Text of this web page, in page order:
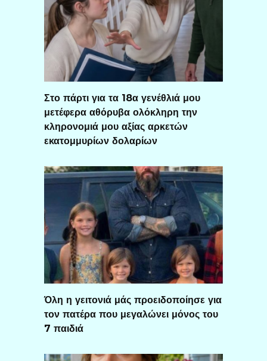
Στο πάρτι για τα 18α γενέθλιά μου
μετέφερα αθόρυβα ολόκληρη την
κληρονομιά μου αξίας αρκετών
εκατομμυρίων δολαρίων
Όλη η γειτονιά μάς προειδοποίησε για
τον πατέρα που μεγαλώνει μόνος του
7 παιδιά